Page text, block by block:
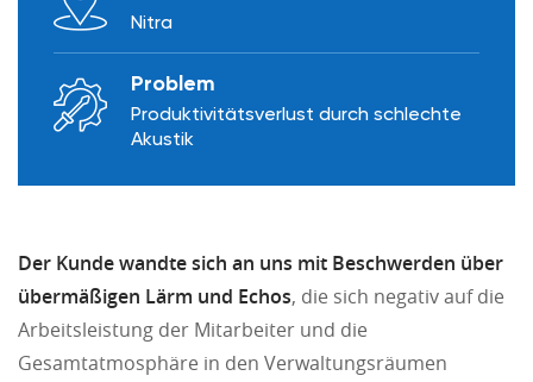
Nitra
Problem
Produktivitätsverlust durch schlechte
Akustik
Der Kunde wandte sich an uns mit Beschwerden über
übermäßigen Lärm und Echos, die sich negativ auf die
Arbeitsleistung der Mitarbeiter und die
Gesamtatmosphäre in den Verwaltungsräumen